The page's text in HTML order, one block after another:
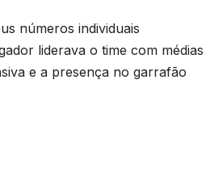
números individuais
liderava o time com médias
e a presença no garrafão